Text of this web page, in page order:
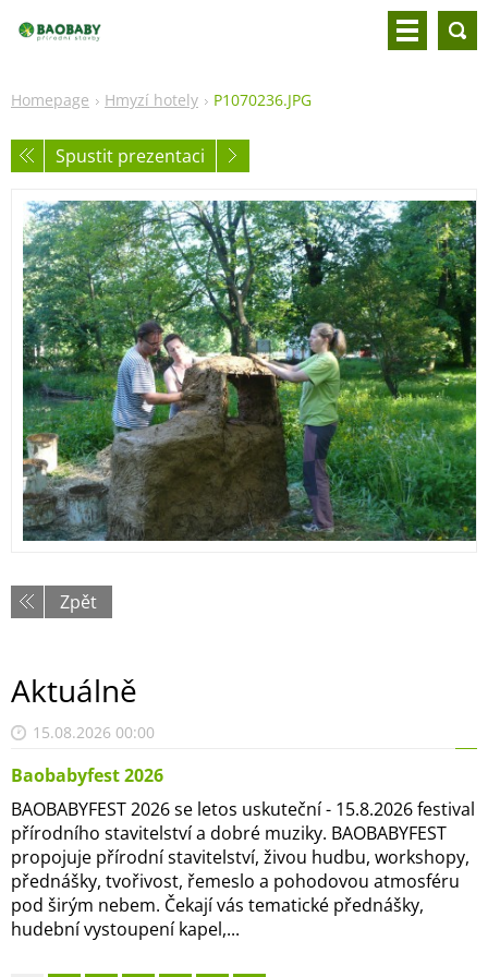
Homepage Hmyzí hotely P1070236.JPG
Spustit prezentaci
Zpět
Aktuálně
15.08.2026 00:00
Baobabyfest 2026
BAOBABYFEST 2026 se letos uskuteční - 15.8.2026 festival
přírodního stavitelství a dobré muziky. BAOBABYFEST
propojuje přírodní stavitelství, živou hudbu, workshopy,
přednášky, tvořivost, řemeslo a pohodovou atmosféru
pod širým nebem. Čekají vás tematické přednášky,
hudební vystoupení kapel,...